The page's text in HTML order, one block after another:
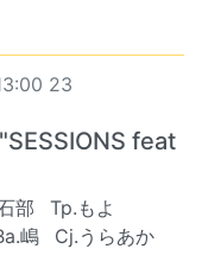
23
feat
部
Tp.もよ
嶋 Cj.うらあか